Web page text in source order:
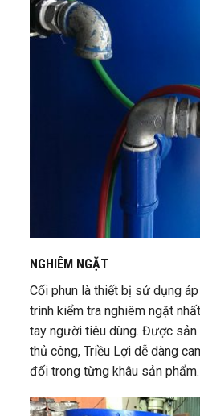
NGHIÊM NGẶT
Cối phun là thiết bị sử dụng
trình kiểm tra nghiêm ngặt
tay người tiêu dùng. Được sản
thủ công, Triều Lợi dễ dàng
đối trong từng khâu sản phẩm.